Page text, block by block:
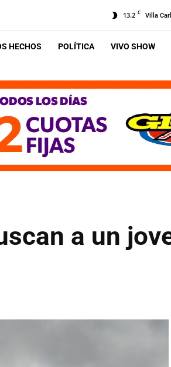
13.2 C Villa
HECHOS POLÍTICA VIVO SHOW
a un